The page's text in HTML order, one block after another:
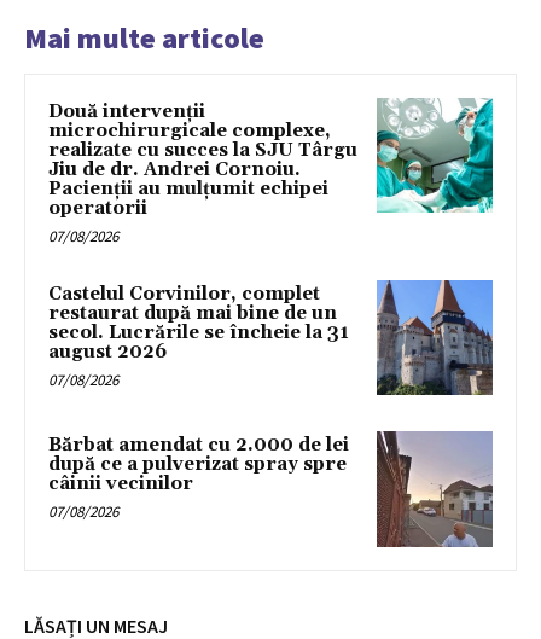
Mai multe articole
Două intervenții
microchirurgicale complexe,
realizate cu succes la SJU Târgu
Jiu de dr. Andrei Cornoiu.
Pacienții au mulțumit echipei
operatorii
07/08/2026
Castelul Corvinilor, complet
restaurat după mai bine de un
secol. Lucrările se încheie la 31
august 2026
07/08/2026
Bărbat amendat cu 2.000 de lei
după ce a pulverizat spray spre
câinii vecinilor
07/08/2026
LĂSAȚI UN MESAJ